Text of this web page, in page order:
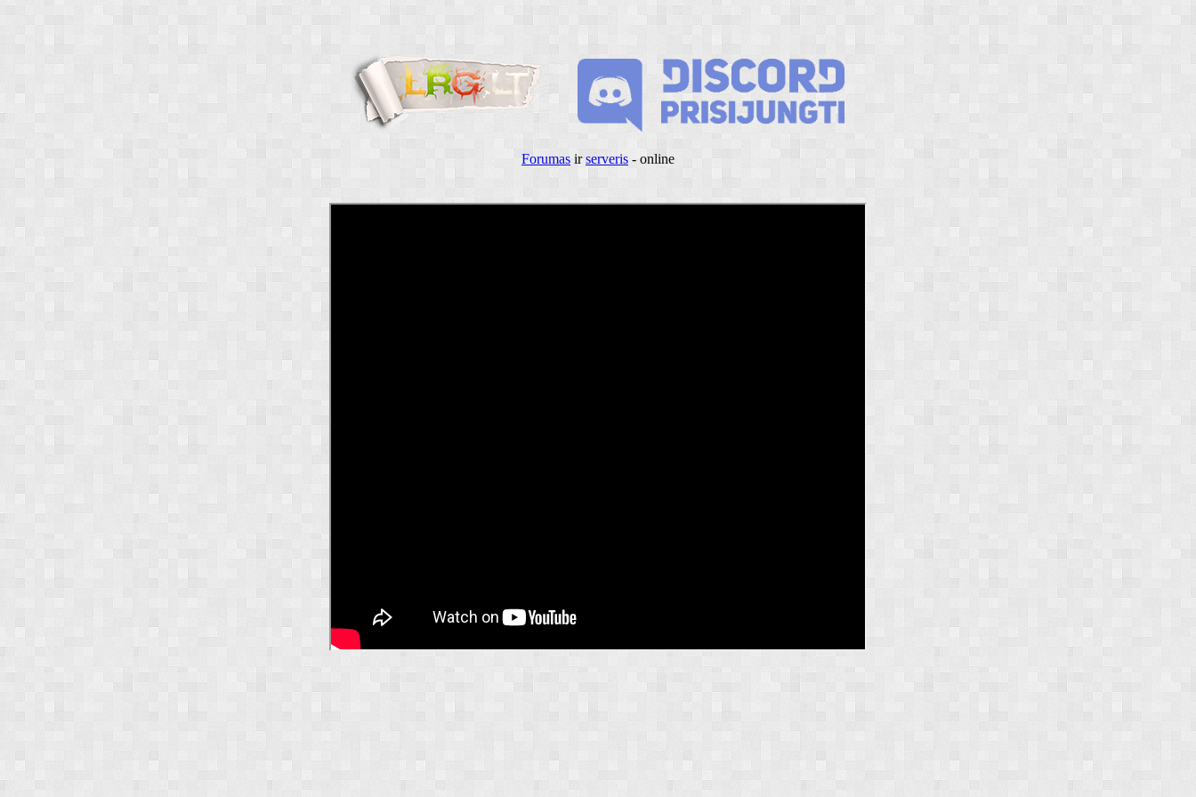
Forumas irserveris - online